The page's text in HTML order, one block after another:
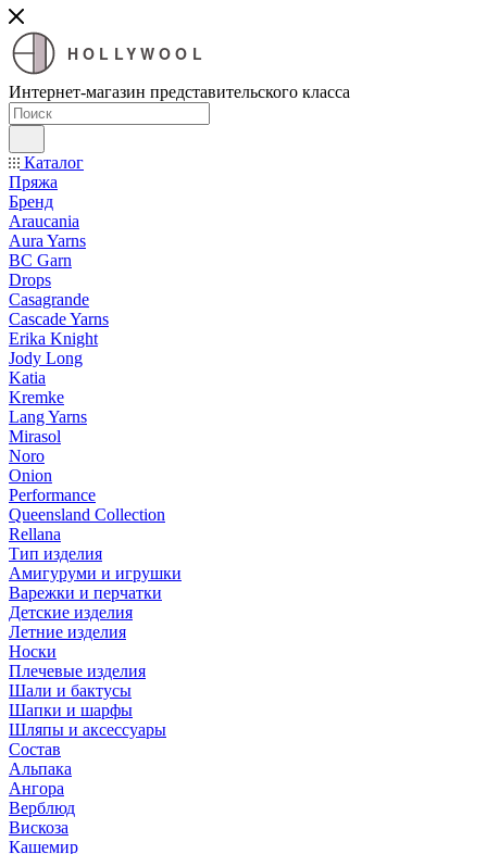
HOLLYWOOL
Интернет-магазин представительского класса
Каталог
Пряжа
Бренд
Araucania
Aura Yarns
BC Garn
Drops
Casagrande
Cascade Yarns
Erika Knight
Jody Long
Katia
Kremke
Lang Yarns
Mirasol
Noro
Onion
Performance
Queensland Collection
Rellana
Тип изделия
Амигуруми и игрушки
Варежки и перчатки
Детские изделия
Летние изделия
Носки
Плечевые изделия
Шали и бактусы
Шапки и шарфы
Шляпы и аксессуары
Состав
Альпака
Ангора
Верблюд
Вискоза
Кашемир